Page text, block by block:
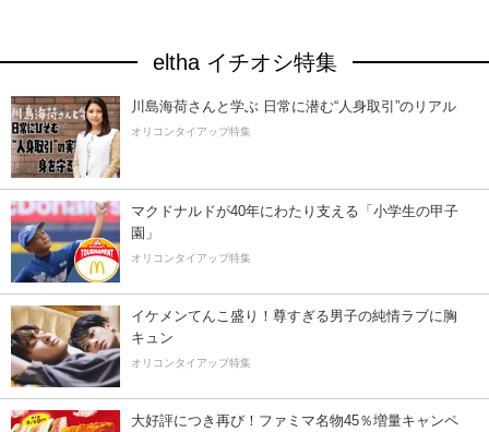
eltha イチオシ特集
川島海荷さんと学ぶ 日常に潜む“人身取引”のリアル
オリコンタイアップ特集
マクドナルドが40年にわたり支える「小学生の甲子
園」
オリコンタイアップ特集
イケメンてんこ盛り！尊すぎる男子の純情ラブに胸
キュン
オリコンタイアップ特集
大好評につき再び！ファミマ名物45％増量キャンペ